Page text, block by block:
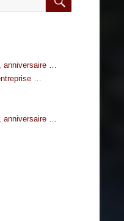
anniversaire …
…
anniversaire …